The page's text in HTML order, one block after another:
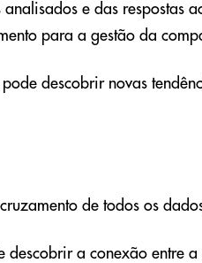
e das respostas
para a gestão da
pode descobrir novas
de todos os
descobrir a conexão entre